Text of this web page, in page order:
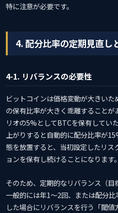
特に注意が必要です。
4. 配分比率の定期見直し
4-1. リバランスの必要性
ビットコインは価格変動が大きい
の保有比率が大きく乖離すること
リオの5%としてBTCを保有してい
上がりすると自動的に配分比率が
態を放置すると、当初設定したリ
ョンを保有し続けることになります。
そのため、定期的なリバランス（目
一般的には年1〜2回、または配分
した場合にリバランスを行う「閾値